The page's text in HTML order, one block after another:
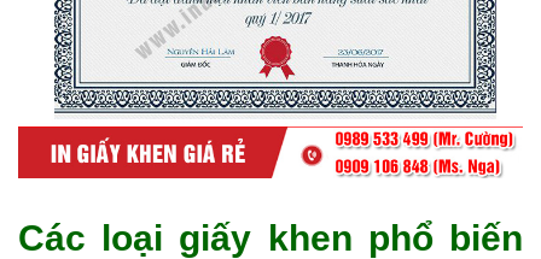
Các loại giấy khen phổ biến